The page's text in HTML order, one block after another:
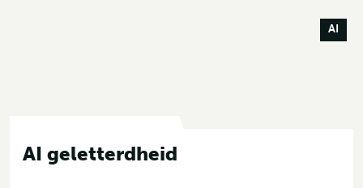
AI
AI geletterdheid